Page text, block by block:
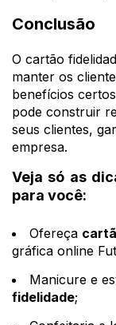
Conclusão
O cartão
manter os
benefícios
pode construir
seus clientes,
empresa.
Veja só as
para você:
Ofereça
gráfica online
Manicure e
fidelidade;